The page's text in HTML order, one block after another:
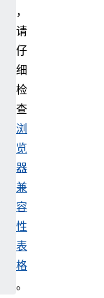
，
请
仔
细
检
查
浏
览
器
兼
容
性
表
格
。